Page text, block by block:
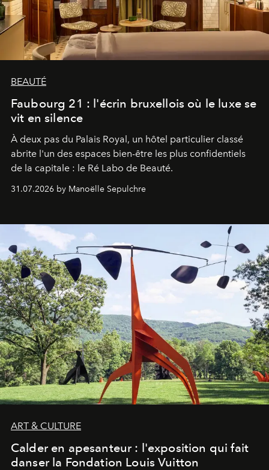
BEAUTÉ
Faubourg 21 : l'écrin bruxellois où le luxe se
vit en silence
À deux pas du Palais Royal, un hôtel particulier classé
abrite l'un des espaces bien-être les plus confidentiels
de la capitale : le Ré Labo de Beauté.
31.07.2026 by Manoëlle Sepulchre
ART & CULTURE
Calder en apesanteur : l'exposition qui fait
danser la Fondation Louis Vuitton